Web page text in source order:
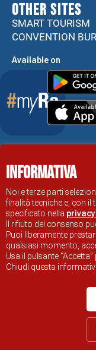
Other sites
SMART TOURISM
CONVENTION
Available on
Informativa
Noi e terze parti
finalità tecniche e, con
specificato nella
Il rifiuto del consenso
Puoi liberamente
qualsiasi momento,
Usa il pulsante
Chiudi questa